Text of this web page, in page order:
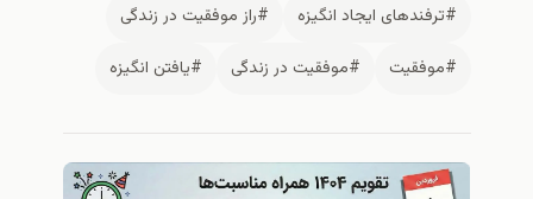
#ترفندهای ایجاد انگیزه
#راز موفقیت در زندگی
#موفقیت
#موفقیت در زندگی #یافتن انگیزه